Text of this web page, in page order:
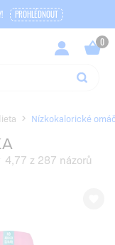
PROHLÉDNOUT
Nízkokalorické
4,77 z 287 názorů